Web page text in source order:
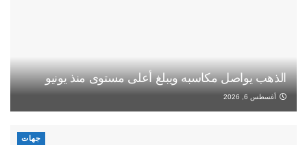
الذهب يواصل مكاسبه ويبلغ أعلى مستوى منذ يونيو
أغسطس 6, 2026
جهات